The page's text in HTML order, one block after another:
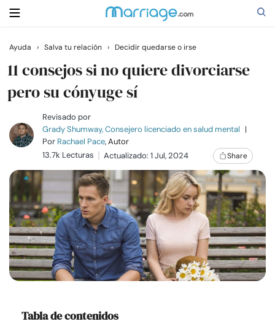
Buscar
Casarse
Relaciones
Familia
Ayuda
Cursos
Ayuda › Salva tu relación › Decidir quedarse o irse
11 consejos si no quiere divorciarse
pero su cónyuge sí
Revisado por
Grady Shumway, Consejero licenciado en salud mental |
Por Rachael Pace, Autor
13.7k Lecturas
Actualizado: 1 Jul, 2024 Share
Tabla de contenidos